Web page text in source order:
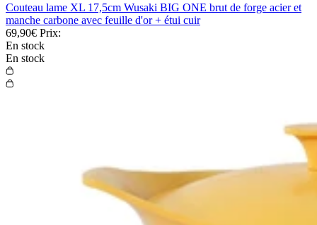
Couteau lame XL 17,5cm Wusaki BIG ONE brut de forge acier et
manche carbone avec feuille d'or + étui cuir
69,90€ Prix:
En stock
En stock